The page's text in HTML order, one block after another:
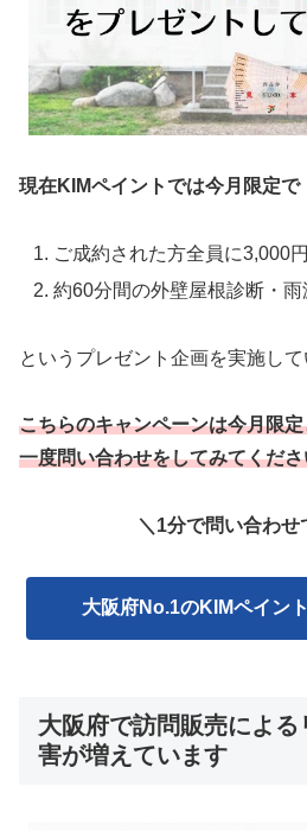
現在KIMペイントでは今月限定で
ご成約された方全員に3,000
約60分間の外壁屋根診断・
というプレゼント企画を実施して
こちらのキャンペーンは今月限
一度問い合わせをしてみてくだ
＼1分で問い合わせ
大阪府No.1のKIMペイン
大阪府で訪問販売によ
害が増えています